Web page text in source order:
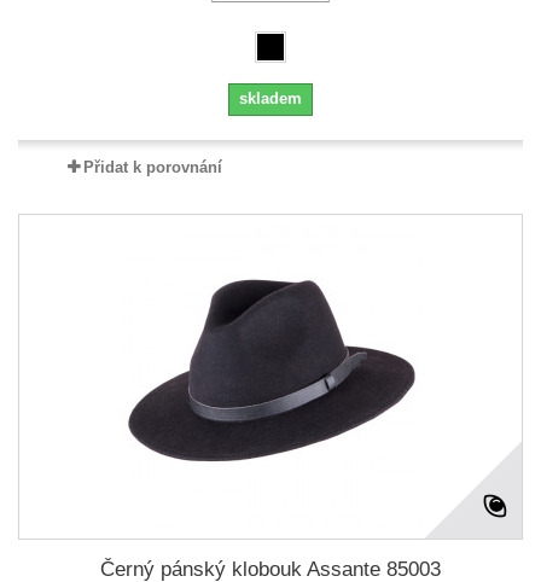
skladem
Přidat k porovnání
Černý pánský klobouk Assante 85003